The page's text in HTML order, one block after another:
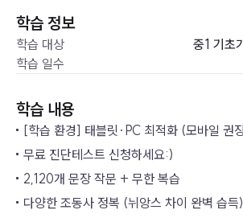
2
문법
문법
어학시험
TOEIC
학습 정보
학습 대상
중1 기초
학습 일수
학습 내용
[학습 환경] 태블릿·PC 최적화 (모바일 권
무료 진단테스트 신청하세요:)
2,120개 문장 작문 + 무한 복습
다양한 조동사 정복 (뉘앙스 차이 완벽 습득)